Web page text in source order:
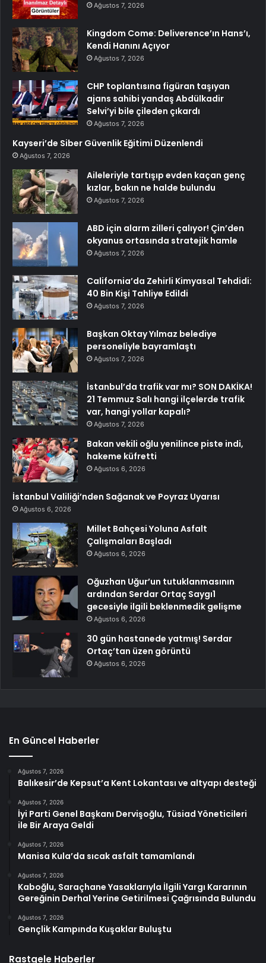
Ağustos 7, 2026
Kingdom Come: Deliverence’ın Hans’ı,
Kendi Hanını Açıyor
Ağustos 7, 2026
CHP toplantısına figüran taşıyan
ajans sahibi yandaş Abdülkadir
Selvi’yi bile çileden çıkardı
Ağustos 7, 2026
Kayseri’de Siber Güvenlik Eğitimi Düzenlendi
Ağustos 7, 2026
Aileleriyle tartışıp evden kaçan genç
kızlar, bakın ne halde bulundu
Ağustos 7, 2026
ABD için alarm zilleri çalıyor! Çin’den
okyanus ortasında stratejik hamle
Ağustos 7, 2026
California’da Zehirli Kimyasal Tehdidi:
40 Bin Kişi Tahliye Edildi
Ağustos 7, 2026
Başkan Oktay Yılmaz belediye
personeliyle bayramlaştı
Ağustos 7, 2026
İstanbul’da trafik var mı? SON DAKİKA!
21 Temmuz Salı hangi ilçelerde trafik
var, hangi yollar kapalı?
Ağustos 7, 2026
Bakan vekili oğlu yenilince piste indi,
hakeme küfretti
Ağustos 6, 2026
İstanbul Valiliği’nden Sağanak ve Poyraz Uyarısı
Ağustos 6, 2026
Millet Bahçesi Yoluna Asfalt
Çalışmaları Başladı
Ağustos 6, 2026
Oğuzhan Uğur’un tutuklanmasının
ardından Serdar Ortaç Saygı1
gecesiyle ilgili beklenmedik gelişme
Ağustos 6, 2026
30 gün hastanede yatmış! Serdar
Ortaç’tan üzen görüntü
Ağustos 6, 2026
En Güncel Haberler
Ağustos 7, 2026
Balıkesir’de Kepsut’a Kent Lokantası ve altyapı desteği
Ağustos 7, 2026
İyi Parti Genel Başkanı Dervişoğlu, Tüsiad Yöneticileri
ile Bir Araya Geldi
Ağustos 7, 2026
Manisa Kula’da sıcak asfalt tamamlandı
Ağustos 7, 2026
Kaboğlu, Saraçhane Yasaklarıyla İlgili Yargı Kararının
Gereğinin Derhal Yerine Getirilmesi Çağrısında Bulundu
Ağustos 7, 2026
Gençlik Kampında Kuşaklar Buluştu
Rastgele Haberler